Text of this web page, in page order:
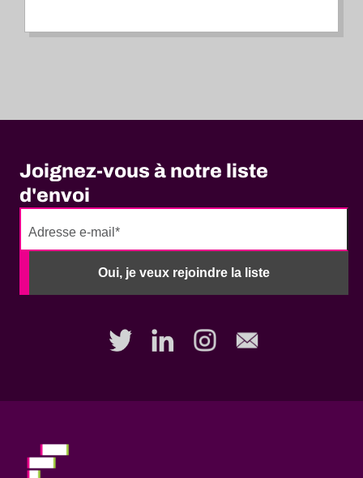
Joignez-vous à notre liste
d'envoi
Oui, je veux rejoindre la liste
No
fill